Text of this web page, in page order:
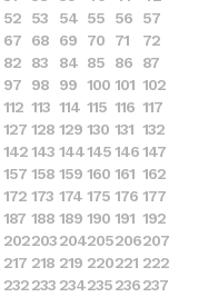
52 53 54 55 56
57
67 68 69 70 71
72
82 83 84 85 86
87
97 98 99 100 101 102
112 113 114 115 116 117
127 128 129 130 131 132
142143 144145146147
157 158 159 160 161 162
172 173 174 175 176 177
187 188 189 190 191 192
202203204205206207
217 218 219 220221 222
232233 234235236237